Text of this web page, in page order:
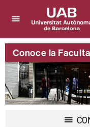
aquí
para
desplegar
el
menú
de
Facultad
Universitat
Autònoma
de
Barcelona
Conoce la